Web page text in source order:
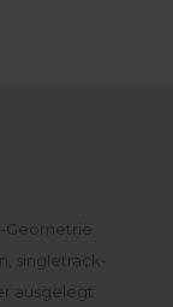
Geometrie.
singletrack-
ausgelegt